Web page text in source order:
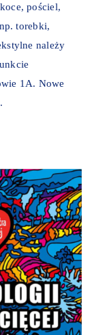
pościel,
torebki,
należy
1A. Nowe